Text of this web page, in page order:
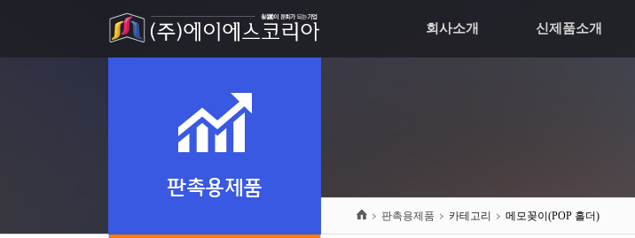
신제품소개
회사소개
판촉용제품
판촉용제품 카테고리 메모꽂이(POP 홀더)